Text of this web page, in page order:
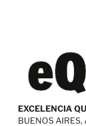
EXCELENCIA
BUENOS AIRES,